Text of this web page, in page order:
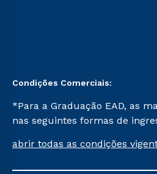
Condições Comerciais:
*Para a Graduação EAD, as
nas seguintes formas de
Já para as demais, a taxa de
abrir todas as condições